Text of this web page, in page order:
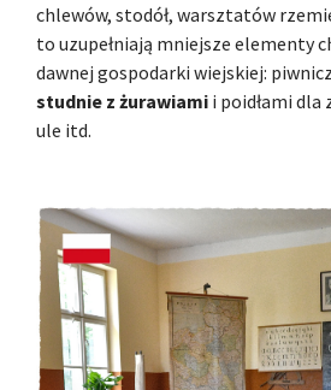
chlewów, stodół, warsztatów
to uzupełniają mniejsze elementy
dawnej gospodarki wiejskiej:
studnie z żurawiami i poidłami dla
ule itd.